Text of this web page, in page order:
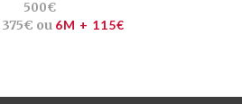
500€
375€ ou 6M + 115€